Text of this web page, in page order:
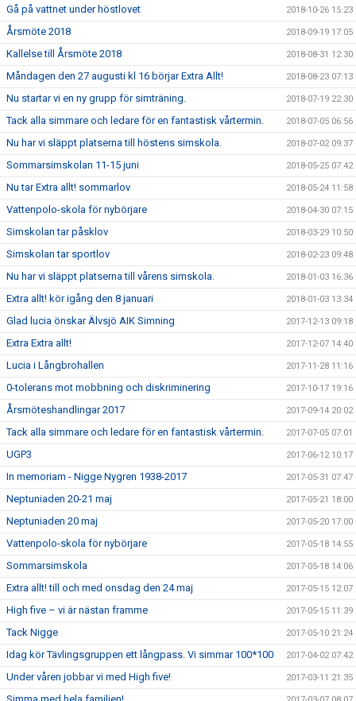
Gå på vattnet under höstlovet 2018-10-26 15:23
Årsmöte 2018 2018-09-19 17:05
Kallelse till Årsmöte 2018 2018-08-31 12:30
Måndagen den 27 augusti kl 16 börjar Extra Allt! 2018-08-23 07:13
Nu startar vi en ny grupp för simträning. 2018-07-19 22:30
Tack alla simmare och ledare för en fantastisk vårtermin. 2018-07-05 06:56
Nu har vi släppt platserna till höstens simskola. 2018-07-02 09:37
Sommarsimskolan 11-15 juni 2018-05-25 07:42
Nu tar Extra allt! sommarlov 2018-05-24 11:58
Vattenpolo-skola för nybörjare 2018-04-30 07:15
Simskolan tar påsklov 2018-03-29 10:50
Simskolan tar sportlov 2018-02-23 09:48
Nu har vi släppt platserna till vårens simskola. 2018-01-03 16:36
Extra allt! kör igång den 8 januari 2018-01-03 13:34
Glad lucia önskar Älvsjö AIK Simning 2017-12-13 09:18
Extra Extra allt! 2017-12-07 14:40
Lucia i Långbrohallen 2017-11-28 11:16
0-tolerans mot mobbning och diskriminering 2017-10-17 19:16
Årsmöteshandlingar 2017 2017-09-14 20:02
Tack alla simmare och ledare för en fantastisk vårtermin. 2017-07-05 07:01
UGP3 2017-06-12 10:17
In memoriam - Nigge Nygren 1938-2017 2017-05-31 07:47
Neptuniaden 20-21 maj 2017-05-21 18:00
Neptuniaden 20 maj 2017-05-20 17:00
Vattenpolo-skola för nybörjare 2017-05-18 14:55
Sommarsimskola 2017-05-18 14:06
Extra allt! till och med onsdag den 24 maj 2017-05-15 12:07
High five – vi är nästan framme 2017-05-15 11:39
Tack Nigge 2017-05-10 21:24
Idag kör Tävlingsgruppen ett långpass. Vi simmar 100*100 2017-04-02 07:42
Under våren jobbar vi med High five! 2017-03-11 21:35